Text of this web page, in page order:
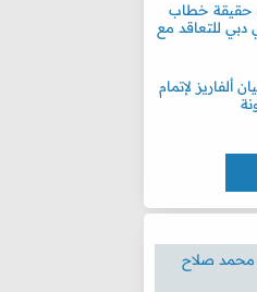
حقيقة خطاب
دبي للتعاقد مع
لإتمام
محمد صلاح